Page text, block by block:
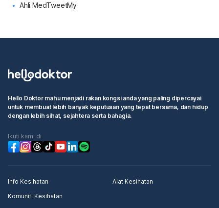
Ahli MedTweetMy
Hello Doktor mahu menjadi rakan kongsi anda yang paling dipercayai
untuk membuat lebih banyak keputusan yang tepat bersama, dan hidup
dengan lebih sihat, sejahtera serta bahagia.
Ikuti kami di
Info Kesihatan
Alat Kesihatan
Komuniti Kesihatan